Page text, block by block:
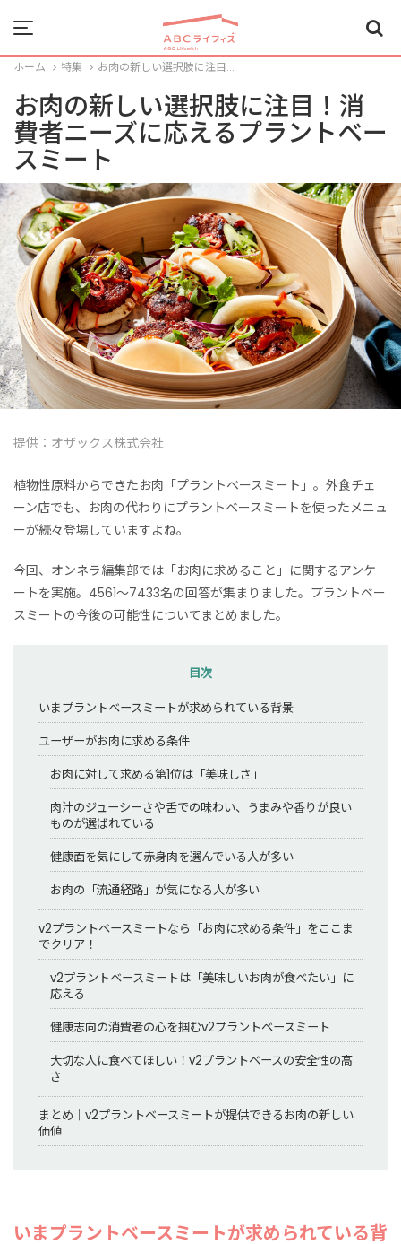
Menu
ホーム 特集 お肉の新しい選択肢に注目...
お肉の新しい選択肢に注目！消
費者ニーズに応えるプラントベー
スミート
提供：オザックス株式会社
植物性原料からできたお肉「プラントベースミート」。外食チェ
ーン店でも、お肉の代わりにプラントベースミートを使ったメニュ
ーが続々登場していますよね。
今回、オンネラ編集部では「お肉に求めること」に関するアンケ
ートを実施。4561～7433名の回答が集まりました。プラントベー
スミートの今後の可能性についてまとめました。
目次
いまプラントベースミートが求められている背景
ユーザーがお肉に求める条件
お肉に対して求める第1位は「美味しさ」
肉汁のジューシーさや舌での味わい、うまみや香りが良い
ものが選ばれている
健康面を気にして赤身肉を選んでいる人が多い
お肉の「流通経路」が気になる人が多い
v2プラントベースミートなら「お肉に求める条件」をここま
でクリア！
v2プラントベースミートは「美味しいお肉が食べたい」に
応える
健康志向の消費者の心を掴むv2プラントベースミート
大切な人に食べてほしい！v2プラントベースの安全性の高
さ
まとめ｜v2プラントベースミートが提供できるお肉の新しい
価値
いまプラントベースミートが求められている背